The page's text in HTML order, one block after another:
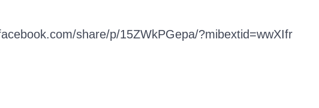
share/p/15ZWkPGepa/?mibextid=wwXIfr